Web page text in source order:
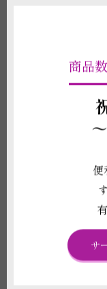
商品に関わる重要な注
(1)植物は形状や色合い
は仕入れ状況により掲
形状や素材等は掲載イ
メージ写真と現物との
どには応じかねますので
(2)お届け先の気温が0
に植物が気温の影響で
ことがございます。強
に責任が持てないこと
商品数
～
便
サ